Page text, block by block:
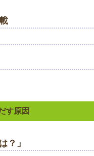
す原因
？」